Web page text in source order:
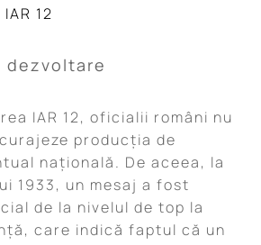
IAR 12
dezvoltare
IAR 12, oficialii români nu
producția de
națională. De aceea, la
1933, un mesaj a fost
de la nivelul de top la
care indică faptul că un